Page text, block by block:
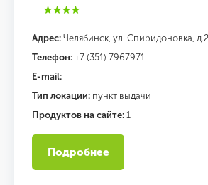
Адрес: Челябинск, ул. Спиридоновка,
Телефон: +7 (351) 7967971
E-mail:
Тип локации: пункт выдачи
Продуктов на сайте: 1
Подробнее